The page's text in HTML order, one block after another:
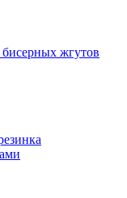
бисерных жгутов